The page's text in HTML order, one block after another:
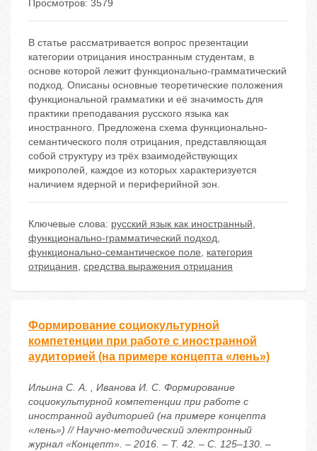
Просмотров: 3579
В статье рассматривается вопрос презентации
категории отрицания иностранным студентам, в
основе которой лежит функционально-грамматический
подход. Описаны основные теоретические положения
функциональной грамматики и её значимость для
практики преподавания русского языка как
иностранного. Предложена схема функционально-
семантического поля отрицания, представляющая
собой структуру из трёх взаимодействующих
микрополей, каждое из которых характеризуется
наличием ядерной и периферийной зон.
Ключевые слова: русский язык как иностранный,
функционально-грамматический подход,
функционально-семантическое поле, категория
отрицания, средства выражения отрицания
Формирование социокультурной
компетенции при работе с иностранной
аудиторией (на примере концепта «лень»)
Ильина С. А. , Иванова И. С. Формирование
социокультурной компетенции при работе с
иностранной аудиторией (на примере концепта
«лень») // Научно-методический электронный
журнал «Концепт». – 2016. – Т. 42. – С. 125–130. –